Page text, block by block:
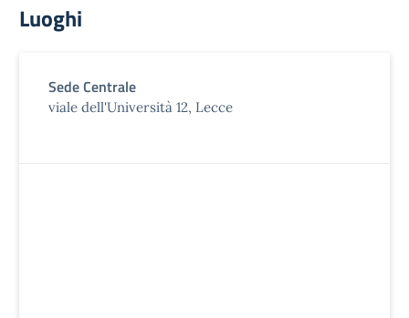
Luoghi
Sede Centrale
viale dell'Università 12, Lecce